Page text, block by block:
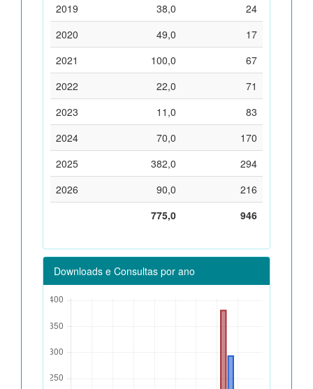
2019
38,0
24
2020
49,0
17
2021
100,0
67
2022
22,0
71
2023
11,0
83
2024
70,0
170
2025
382,0
294
2026
90,0
216
775,0
946
Downloads e Consultas por ano